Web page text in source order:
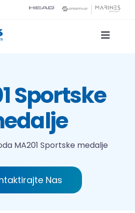
Toggle
Sportske
MA201 Sportske medalje
Nas